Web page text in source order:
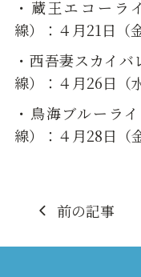
・蔵王エコー
線）：４月21日（
・西吾妻スカイ
線）：４月26日（
・鳥海ブルーラ
線）：４月28日（
前の記事